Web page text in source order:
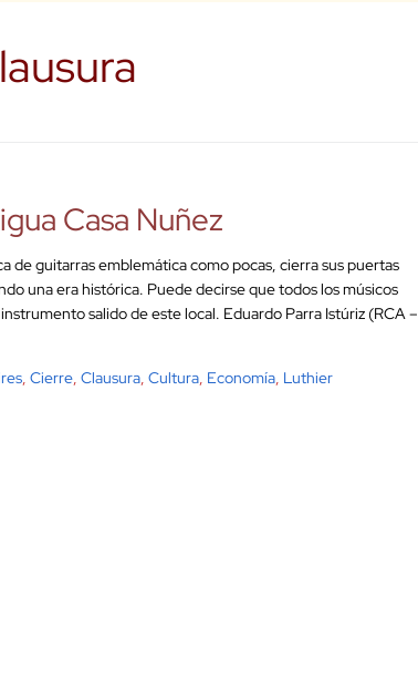
Casa Nuñez
de guitarras emblemática como pocas, cierra sus puertas
una era histórica. Puede decirse que todos los músicos
salido de este local. Eduardo Parra Istúriz (RCA –
, Cierre, Clausura, Cultura, Economía, Luthier